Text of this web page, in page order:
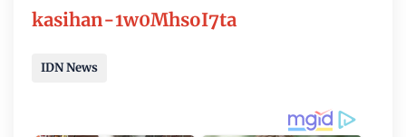
kasihan-1w0MhsoI7ta
IDN News